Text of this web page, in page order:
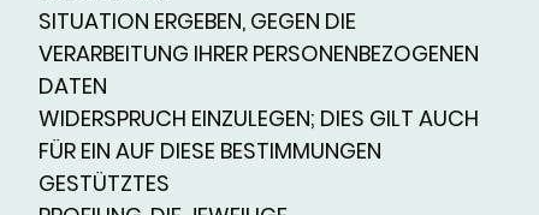
SITUATION ERGEBEN, GEGEN DIE
VERARBEITUNG IHRER PERSONENBEZOGENEN
DATEN
WIDERSPRUCH EINZULEGEN; DIES GILT AUCH
FÜR EIN AUF DIESE BESTIMMUNGEN
GESTÜTZTES